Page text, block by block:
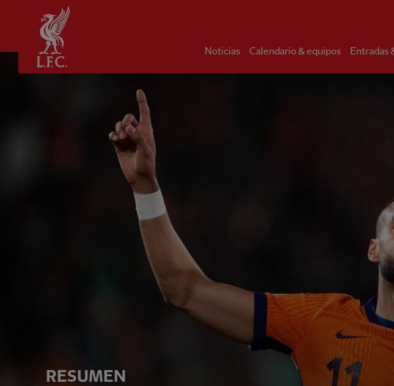
Noticias Calendario & equipos Entradas
RESUMEN